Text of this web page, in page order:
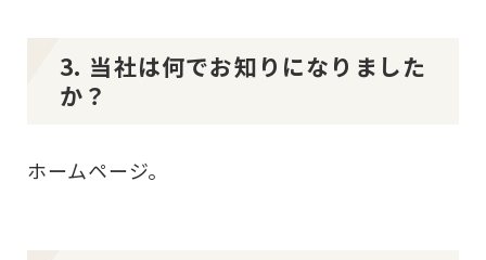
3. 当社は何でお知りになりました
か？
ホームページ。